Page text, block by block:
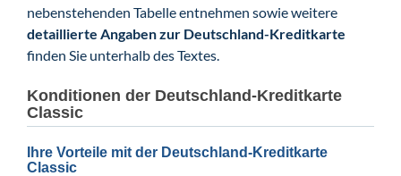
nebenstehenden Tabelle entnehmen sowie weitere
detaillierte Angaben zur Deutschland-Kreditkarte
finden Sie unterhalb des Textes.
Konditionen der Deutschland-Kreditkarte
Classic
Ihre Vorteile mit der Deutschland-Kreditkarte
Classic